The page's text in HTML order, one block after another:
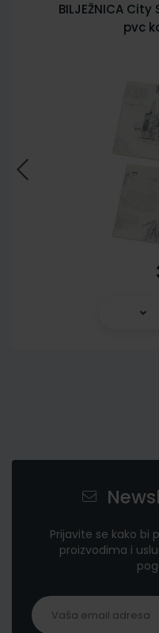
BILJEŽNICA
pvc
Prijavite se kako bi
proizvodima i